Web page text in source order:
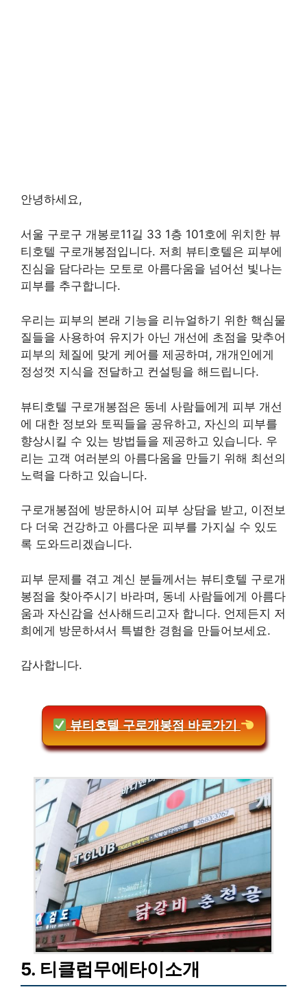
안녕하세요,
서울 구로구 개봉로11길 33 1층 101호에 위치한 뷰
티호텔 구로개봉점입니다. 저희 뷰티호텔은 피부에
진심을 담다라는 모토로 아름다움을 넘어선 빛나는
피부를 추구합니다.
우리는 피부의 본래 기능을 리뉴얼하기 위한 핵심물
질들을 사용하여 유지가 아닌 개선에 초점을 맞추어
피부의 체질에 맞게 케어를 제공하며, 개개인에게
정성껏 지식을 전달하고 컨설팅을 해드립니다.
뷰티호텔 구로개봉점은 동네 사람들에게 피부 개선
에 대한 정보와 토픽들을 공유하고, 자신의 피부를
향상시킬 수 있는 방법들을 제공하고 있습니다. 우
리는 고객 여러분의 아름다움을 만들기 위해 최선의
노력을 다하고 있습니다.
구로개봉점에 방문하시어 피부 상담을 받고, 이전보
다 더욱 건강하고 아름다운 피부를 가지실 수 있도
록 도와드리겠습니다.
피부 문제를 겪고 계신 분들께서는 뷰티호텔 구로개
봉점을 찾아주시기 바라며, 동네 사람들에게 아름다
움과 자신감을 선사해드리고자 합니다. 언제든지 저
희에게 방문하셔서 특별한 경험을 만들어보세요.
감사합니다.
뷰티호텔 구로개봉점 바로가기
5. 티클럽무에타이소개